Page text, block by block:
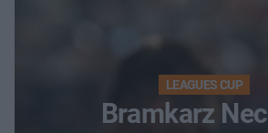
LEAGUES CUP
Bramkarz